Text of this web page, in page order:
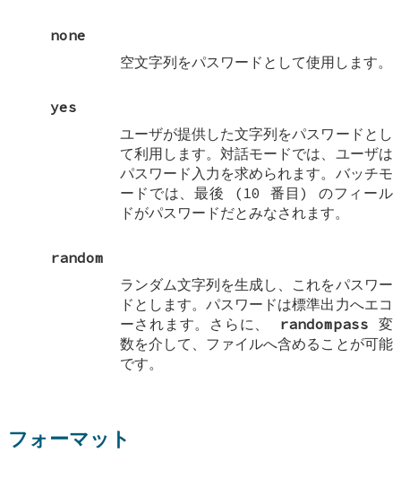
none
空文字列をパスワードとして使用します。
yes
ユーザが提供した文字列をパスワードとし
て利用します。対話モードでは、ユーザは
パスワード入力を求められます。バッチモ
ードでは、最後 (10 番目) のフィール
ドがパスワードだとみなされます。
random
ランダム文字列を生成し、これをパスワー
ドとします。パスワードは標準出力へエコ
ーされます。さらに、
randompass 変
数を介して、ファイルへ含めることが可能
です。
フォーマット